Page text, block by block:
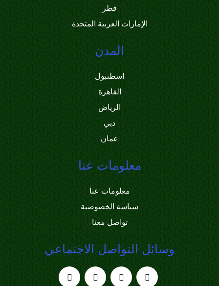
قطر
الإمارات العربية المتحدة
المدن
اسطنبول
القاهرة
الرياض
دبي
عمان
معلومات عنا
معلومات عنا
سياسة الخصوصية
تواصل معنا
وسائل التواصل الاجتماعي